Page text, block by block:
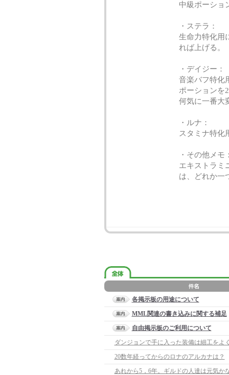
中級ポーショ
・ステラ：
生命力特化用
れば上げる。
・デイジー：
音楽バフ特化
ポーションを
何気に一番大
・ルナ：
スタミナ特化
・その他メモ
エキストラミ
は、どれか一
各掲示板の用途について
MML関連の書き込みに関する補足
自由掲示板のご利用について
ダンジョンで手に入った装備は細工をよ
20数年経ってからのロナのアルカナは？
あれから5，6年。ギルドの人達は元気か